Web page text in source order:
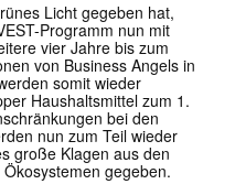
Licht gegeben hat,
Programm nun mit
vier Jahre bis zum
von Business Angels in
somit wieder
Haushaltsmittel zum 1.
bei den
nun zum Teil wieder
große Klagen aus den
gegeben.